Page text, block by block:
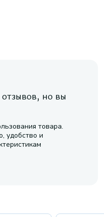
но вы
товара.
удобство и